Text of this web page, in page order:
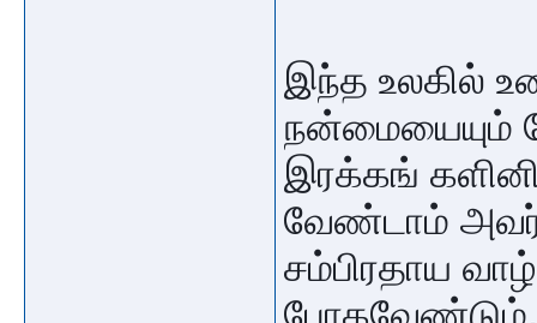
இந்த உலகில்
நன்மையையும்
இரக்கங்
வேண்டாம்
சம்பிரதாய
போகவேண்டும்.